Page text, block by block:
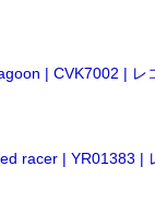
| CVK7002 | レ
racer | YR01383 |